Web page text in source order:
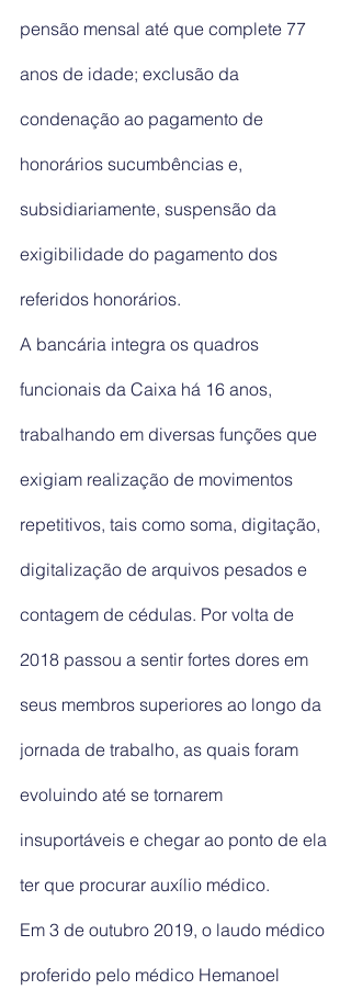
pensão mensal até que complete 77
anos de idade; exclusão da
condenação ao pagamento de
honorários sucumbências e,
subsidiariamente, suspensão da
exigibilidade do pagamento dos
referidos honorários.
A bancária integra os quadros
funcionais da Caixa há 16 anos,
trabalhando em diversas funções que
exigiam realização de movimentos
repetitivos, tais como soma, digitação,
digitalização de arquivos pesados e
contagem de cédulas. Por volta de
2018 passou a sentir fortes dores em
seus membros superiores ao longo da
jornada de trabalho, as quais foram
evoluindo até se tornarem
insuportáveis e chegar ao ponto de ela
ter que procurar auxílio médico.
Em 3 de outubro 2019, o laudo médico
proferido pelo médico Hemanoel